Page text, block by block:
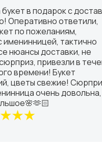
в подарок с
Оперативно ответили,
по пожеланиям,
именинницей, тактично
нюансы доставки, не
привезли в
времени! Букет
цветы свежие!
очень довольна,